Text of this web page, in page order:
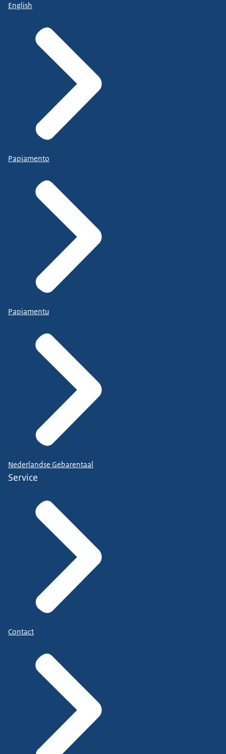
English
Papiamento
Papiamentu
Nederlandse Gebarentaal
Service
Contact